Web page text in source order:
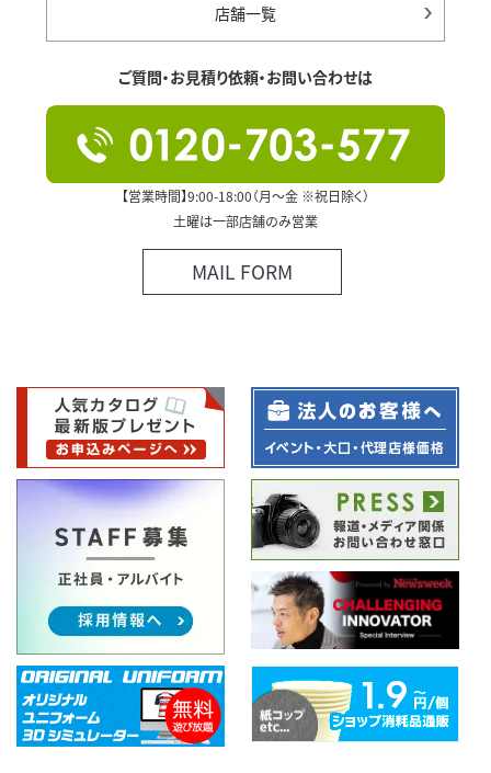
店舗一覧
ご質問・お見積り依頼・お問い合わせは
【営業時間】9:00-18:00（月～金 ※祝日除く）
土曜は一部店舗のみ営業
MAIL FORM